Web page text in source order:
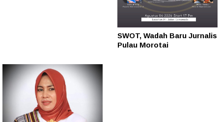
SWOT, Wadah Baru Jurnalis
Pulau Morotai